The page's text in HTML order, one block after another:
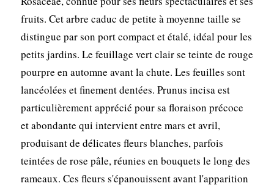
fruits. Cet arbre caduc de petite à moyenne taille se
distingue par son port compact et étalé, idéal pour les
petits jardins. Le feuillage vert clair se teinte de rouge
pourpre en automne avant la chute. Les feuilles sont
lancéolées et finement dentées. Prunus incisa est
particulièrement apprécié pour sa floraison précoce
et abondante qui intervient entre mars et avril,
produisant de délicates fleurs blanches, parfois
teintées de rose pâle, réunies en bouquets le long des
rameaux. Ces fleurs s'épanouissent avant l'apparition